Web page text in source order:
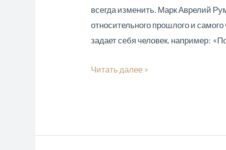
всегда изменить. Марк Аврелий
относительного прошлого и
задает себя человек, например:
Как
Читать далее »